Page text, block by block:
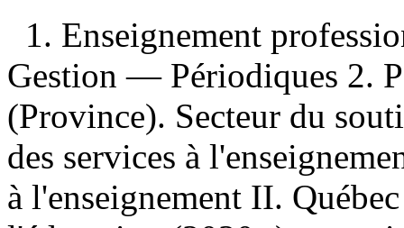
1. Enseignement
Gestion — Périodiques 2.
(Province). Secteur du
des services à
à l'enseignement II.